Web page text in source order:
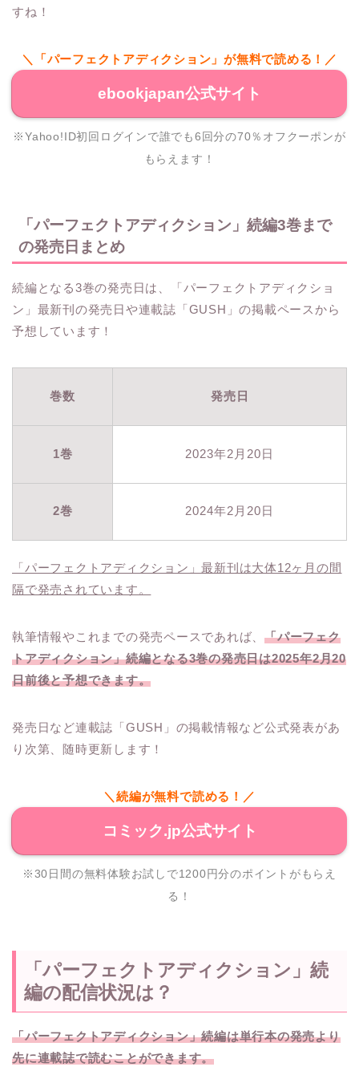
すね！
＼「パーフェクトアディクション」が無料で読める！／
ebookjapan公式サイト
※Yahoo!ID初回ログインで誰でも6回分の70％オフクーポンが
もらえます！
「パーフェクトアディクション」続編3巻まで
の発売日まとめ
続編となる3巻の発売日は、「パーフェクトアディクショ
ン」最新刊の発売日や連載誌「GUSH」の掲載ペースから
予想しています！
巻数 発売日
1巻 2023年2月20日
2巻 2024年2月20日
「パーフェクトアディクション」最新刊は大体12ヶ月の間
隔で発売されています。
執筆情報やこれまでの発売ペースであれば、「パーフェク
トアディクション」続編となる3巻の発売日は2025年2月20
日前後と予想できます。
発売日など連載誌「GUSH」の掲載情報など公式発表があ
り次第、随時更新します！
＼続編が無料で読める！／
コミック.jp公式サイト
※30日間の無料体験お試しで1200円分のポイントがもらえ
る！
「パーフェクトアディクション」続
編の配信状況は？
「パーフェクトアディクション」続編は単行本の発売より
先に連載誌で読むことができます。